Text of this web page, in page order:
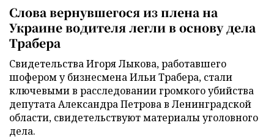
Слова вернувшегося из плена на
Украине водителя легли в основу дела
Трабера
Свидетельства Игоря Лыкова, работавшего
шофером у бизнесмена Ильи Трабера, стали
ключевыми в расследовании громкого убийства
депутата Александра Петрова в Ленинградской
области, свидетельствуют материалы уголовного
дела.